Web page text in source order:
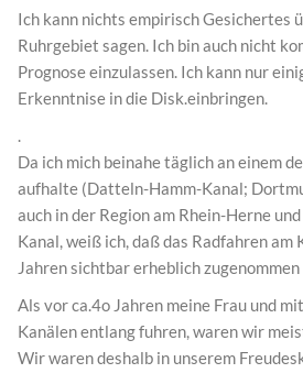
Ich kann nichts empirisch Gesichertes
Ruhrgebiet sagen. Ich bin auch nicht
Prognose einzulassen. Ich kann nur
Erkenntnise in die Disk.einbringen.
.
Da ich mich beinahe täglich an einem
aufhalte (Datteln-Hamm-Kanal;
auch in der Region am Rhein-Herne
Kanal, weiß ich, daß das Radfahren am
Jahren sichtbar erheblich
Als vor ca.4o Jahren meine Frau und
Kanälen entlang fuhren, waren wir
Wir waren deshalb in unserem